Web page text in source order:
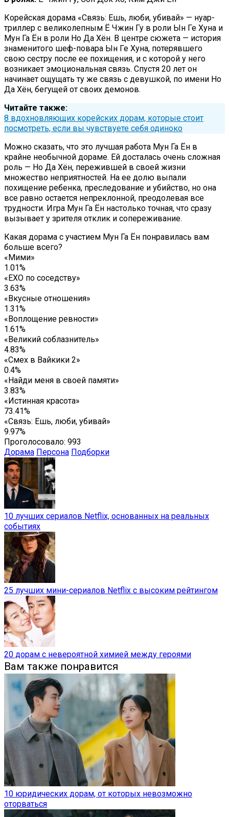
Корейская дорама «Связь: Ешь, люби, убивай» — нуар-
триллер с великолепным Ё Чжин Гу в роли Ын Ге Хуна и
Мун Га Ён в роли Но Да Хён. В центре сюжета — история
знаменитого шеф-повара Ын Ге Хуна, потерявшего
свою сестру после ее похищения, и с которой у него
возникает эмоциональная связь. Спустя 20 лет он
начинает ощущать ту же связь с девушкой, по имени Но
Да Хён, бегущей от своих демонов.
Читайте также:
8 вдохновляющих корейских дорам, которые стоит
посмотреть, если вы чувствуете себя одиноко
Можно сказать, что это лучшая работа Мун Га Ён в
крайне необычной дораме. Ей досталась очень сложная
роль — Но Да Хён, пережившей в своей жизни
множество неприятностей. На ее долю выпали
похищение ребенка, преследование и убийство, но она
все равно остается непреклонной, преодолевая все
трудности. Игра Мун Га Ён настолько точная, что сразу
вызывает у зрителя отклик и сопереживание.
Какая дорама с участием Мун Га Ён понравилась вам
больше всего?
«Мими»
1.01%
«EXO по соседству»
3.63%
«Вкусные отношения»
1.31%
«Воплощение ревности»
1.61%
«Великий соблазнитель»
4.83%
«Смех в Вайкики 2»
0.4%
«Найди меня в своей памяти»
3.83%
«Истинная красота»
73.41%
«Связь: Ешь, люби, убивай»
9.97%
Проголосовало: 993
Дорама Персона Подборки
10 лучших сериалов Netflix, основанных на реальных
событиях
25 лучших мини-сериалов Netflix с высоким рейтингом
20 дорам с невероятной химией между героями
Вам также понравится
10 юридических дорам, от которых невозможно
оторваться